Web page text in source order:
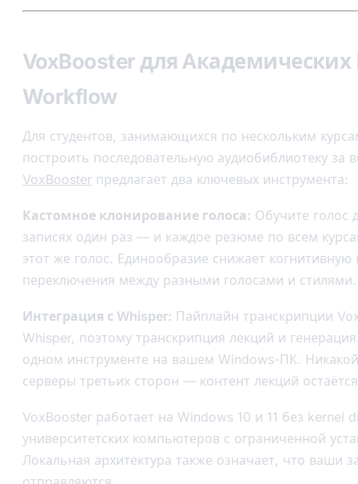
VoxBooster для Академических
Workflow
Для студентов, занимающихся по нескольким
построить последовательную аудиобиблиотеку за
VoxBooster предлагает два ключевых инструмента:
Кастомное клонирование голоса: Обучите голос
записях один раз — и каждое резюме по всем
этот же голос. Единообразие снижает когнитивную
переключения между разными голосами и стилями.
Интеграция с Whisper: Пайплайн транскрипции
Whisper, поэтому транскрипция лекций и
одном инструменте на вашем Windows-ПК.
серверы третьих сторон — контент лекций
VoxBooster работает на Windows 10 и 11 без kernel
университетских компьютеров с ограниченной
Локальная архитектура также означает, что ваши